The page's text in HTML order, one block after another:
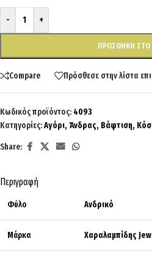
- +
ΠΡΟΣΘΉΚΗ ΣΤΟ
Compare Πρόσθεσε στην λίστα
Κωδικός προϊόντος: 4093
Κατηγορίες:Αγόρι, Άνδρας, Βάφτιση,
Share:
Περιγραφή
Φύλο Ανδρικό
Μάρκα Χαραλαμπίδης